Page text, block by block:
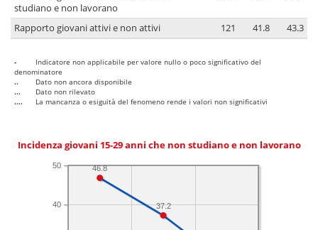
studiano e non lavorano
Rapporto giovani attivi e non attivi 121 41.8 43.3
-
Indicatore non applicabile per valore nullo o poco significativo del
denominatore
..
Dato non ancora disponibile
...
Dato non rilevato
....
La mancanza o esiguità del fenomeno rende i valori non significativi
Incidenza giovani 15-29 anni che non studiano e non lavorano
40
50
37.2
46.8